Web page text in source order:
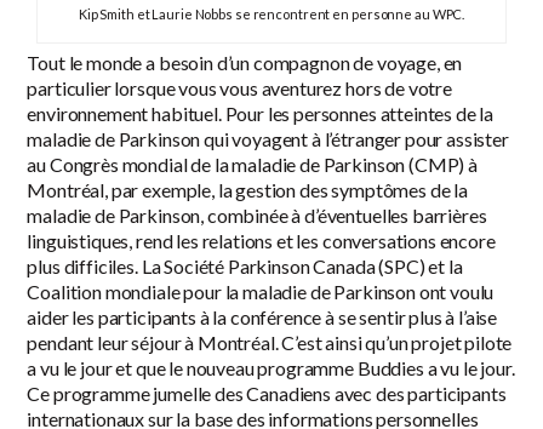
Kip Smith et Laurie Nobbs se rencontrent en personne au WPC.
Tout le monde a besoin d’un compagnon de voyage, en
particulier lorsque vous vous aventurez hors de votre
environnement habituel. Pour les personnes atteintes de la
maladie de Parkinson qui voyagent à l’étranger pour assister
au Congrès mondial de la maladie de Parkinson (CMP) à
Montréal, par exemple, la gestion des symptômes de la
maladie de Parkinson, combinée à d’éventuelles barrières
linguistiques, rend les relations et les conversations encore
plus difficiles. La Société Parkinson Canada (SPC) et la
Coalition mondiale pour la maladie de Parkinson ont voulu
aider les participants à la conférence à se sentir plus à l’aise
pendant leur séjour à Montréal. C’est ainsi qu’un projet pilote
a vu le jour et que le nouveau programme Buddies a vu le jour.
Ce programme jumelle des Canadiens avec des participants
internationaux sur la base des informations personnelles